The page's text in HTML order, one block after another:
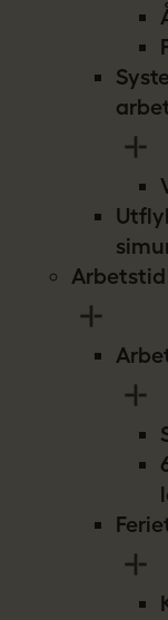
Arbetstid